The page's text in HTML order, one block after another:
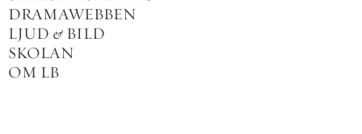
DRAMAWEBBEN
LJUD & BILD
SKOLAN
OM LB